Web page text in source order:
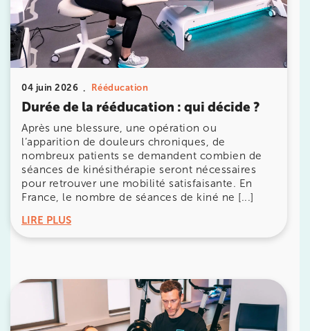
04 juin 2026 Rééducation
Durée de la rééducation : qui décide ?
Après une blessure, une opération ou
l’apparition de douleurs chroniques, de
nombreux patients se demandent combien de
séances de kinésithérapie seront nécessaires
pour retrouver une mobilité satisfaisante. En
France, le nombre de séances de kiné ne [...]
LIRE PLUS
20 Rue de la Pépinière 75008 Paris
20 Rue de la Pépinière 75008 Paris
01 55 06 05 07
Prenez RDV sur
PARIS 9 – PETRELLE
6 Rue Petrelle 75009 Paris
6 Rue Petrelle 75009 Paris
01 71 97 53 67
Prenez RDV sur
Prenez RDV sur
10 Rue Roubo 75011 Paris
10 Rue Roubo 75011 Paris
01 83 96 48 65